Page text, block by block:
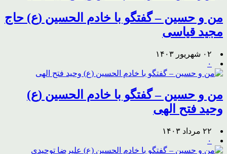
من و حسین – گفتگو با خادم الحسین (ع) حاج
مجید قیاسی
۰۲ شهریور ۱۴۰۳
۰
من و حسین – گفتگو با خادم الحسین (ع)
وحید فتح الهی
۲۲ مرداد ۱۴۰۳
۰